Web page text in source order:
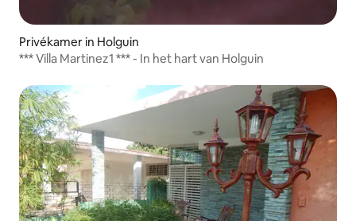
Privékamer in Holguin
*** Villa Martinez1 *** - In het hart van Holguin